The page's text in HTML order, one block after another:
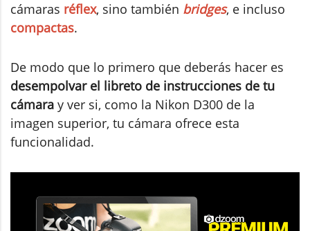
cámaras réflex, sino también bridges, e incluso
compactas.
De modo que lo primero que deberás hacer es
desempolvar el libreto de instrucciones de tu
cámara y ver si, como la Nikon D300 de la
imagen superior, tu cámara ofrece esta
funcionalidad.